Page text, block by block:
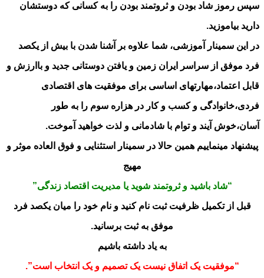
سپس رموز شاد بودن و ثروتمند بودن را به کسانی که دوستشان
دارید بیاموزید.
در این سمینار آموزشی، شما علاوه بر آشنا شدن با بیش از یکصد
فرد موفق از سراسر ایران زمین و یافتن دوستانی جدید و باارزش و
قابل اعتماد،مهارتهای اساسی برای موفقیت های اقتصادی
فردی،خانوادگی و کسب و کار در هزاره سوم را به طور
آسان،خوش آیند و توام با شادمانی و لذت خواهید آموخت.
پیشنهاد مینماییم همین حالا در سمینار استثنایی و فوق العاده موثر و
مهیج
“شاد باشید و ثروتمند شوید یا مدیریت اقتصاد زندگی”
قبل از تکمیل ظرفیت ثبت نام کنید و نام خود را میان یکصد فرد
موفق به ثبت برسانید.
به یاد داشته باشیم
“موفقیت یک اتفاق نیست یک تصمیم و یک انتخاب است”.